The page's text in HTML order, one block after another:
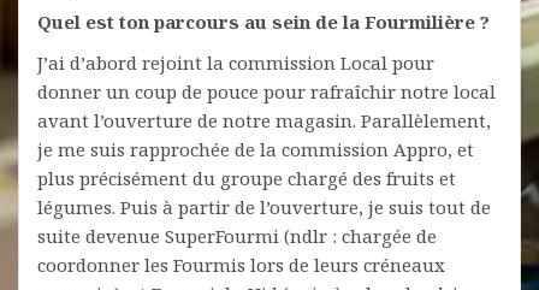
Quel est ton parcours au sein de la Fourmilière ?
J’ai d’abord rejoint la commission Local pour
donner un coup de pouce pour rafraîchir notre local
avant l’ouverture de notre magasin. Parallèlement,
je me suis rapprochée de la commission Appro, et
plus précisément du groupe chargé des fruits et
légumes. Puis à partir de l’ouverture, je suis tout de
suite devenue SuperFourmi (ndlr : chargée de
coordonner les Fourmis lors de leurs créneaux